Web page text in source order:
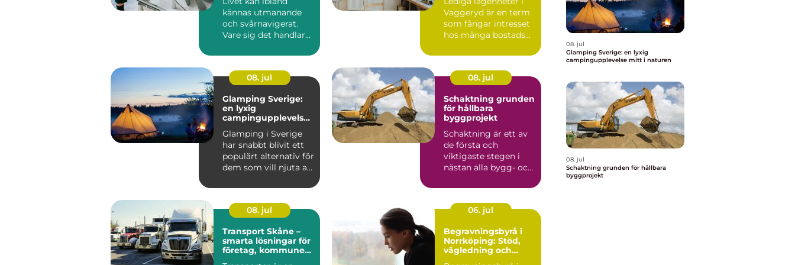
kännas utmanande
och svårnavigerat.
Vare sig det handlar
Vaggeryd är en term
som fångar intresset
hos många bostads...
08. jul
Glamping Sverige:
en lyxig
campingupplevelse
Glamping i Sverige
har snabbt blivit ett
populärt alternativ för
dem som vill njuta av
08. jul
Schaktning grunden
för hållbara
byggprojekt
Schaktning är ett av
de första och
viktigaste stegen i
nästan alla bygg- och
Uta...
08. jul
Transport Skåne –
smarta lösningar för
företag, kommuner
06. jul
Begravningsbyrå i
Norrköping: Stöd,
vägledning och
08. jul
Glamping Sverige: en lyxig
campingupplevelse mitt i naturen
08. jul
Schaktning grunden för hållbara
byggprojekt